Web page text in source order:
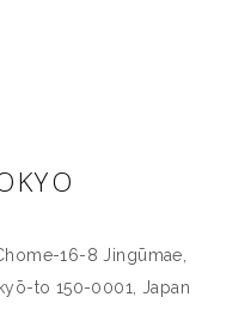
16-8 Jingūmae,
to 150-0001, Јаpan